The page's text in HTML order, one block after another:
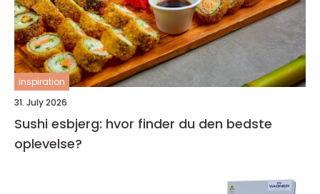
inspiration
31. July 2026
Sushi esbjerg: hvor finder du den bedste
oplevelse?